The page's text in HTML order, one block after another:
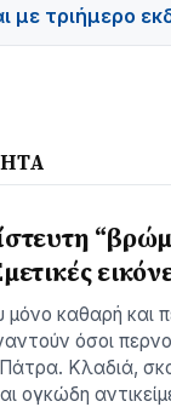
με τριήμερο
μόνο καθαρή και
όσοι
Κλαδιά,
ογκώδη